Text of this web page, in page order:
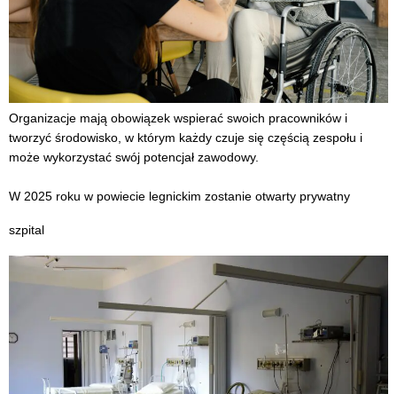
Organizacje mają obowiązek wspierać swoich pracowników i
tworzyć środowisko, w którym każdy czuje się częścią zespołu i
może wykorzystać swój potencjał zawodowy.
W 2025 roku w powiecie legnickim zostanie otwarty prywatny
szpital